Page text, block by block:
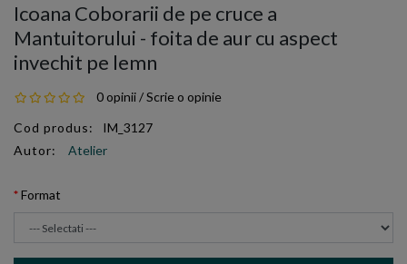
Icoana Coborarii de pe cruce a
Mantuitorului - foita de aur cu aspect
invechit pe lemn
0 opinii/Scrie o opinie
Cod produs:
IM_3127
Autor:
Atelier
Format